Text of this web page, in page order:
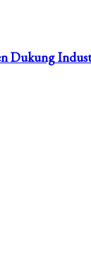
Dukung